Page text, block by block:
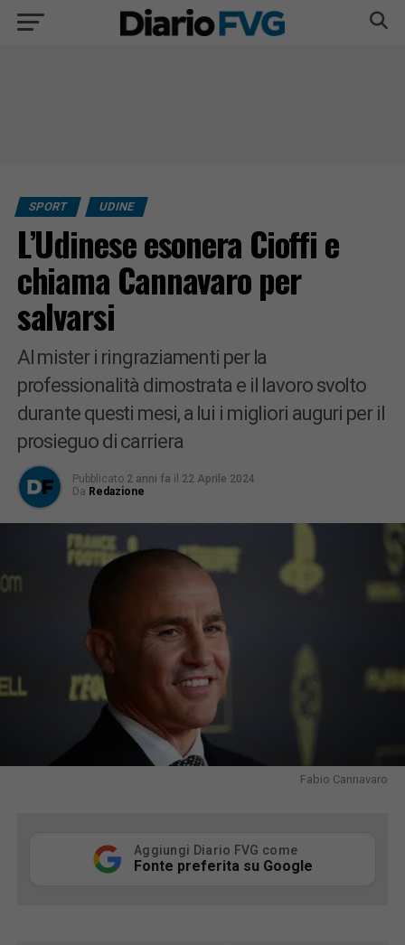
SPORT UDINE
L’Udinese esonera Cioffi e
chiama Cannavaro per
salvarsi
Al mister i ringraziamenti per la
professionalità dimostrata e il lavoro svolto
durante questi mesi, a lui i migliori auguri per il
prosieguo di carriera
Pubblicato 2 anni fa il 22 Aprile 2024
Da Redazione
Fabio Cannavaro
Aggiungi Diario FVG come
Fonte preferita su Google